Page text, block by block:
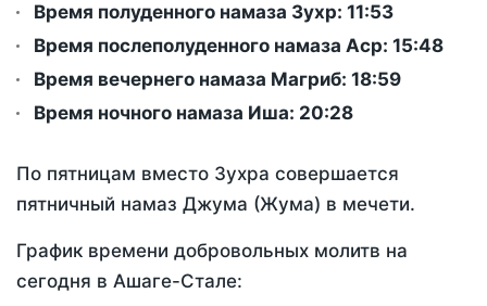
Время полуденного намаза Зухр: 11:53
Время послеполуденного намаза Аср: 15:48
Время вечернего намаза Магриб: 18:59
Время ночного намаза Иша: 20:28
По пятницам вместо Зухра совершается
пятничный намаз Джума (Жума) в мечети.
График времени добровольных молитв на
сегодня в Ашаге-Стале: